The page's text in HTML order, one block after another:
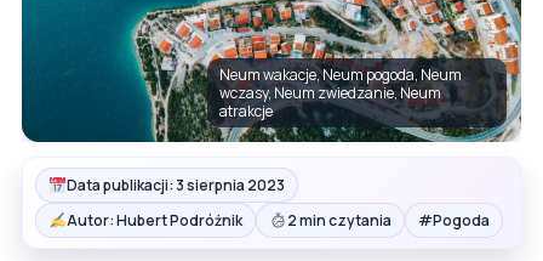
Neum wakacje, Neum pogoda, Neum
wczasy, Neum zwiedzanie, Neum
atrakcje
Data publikacji: 3 sierpnia 2023
Autor: Hubert Podróżnik
2 min czytania #Pogoda